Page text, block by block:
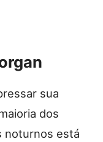
sua
dos
noturnos está